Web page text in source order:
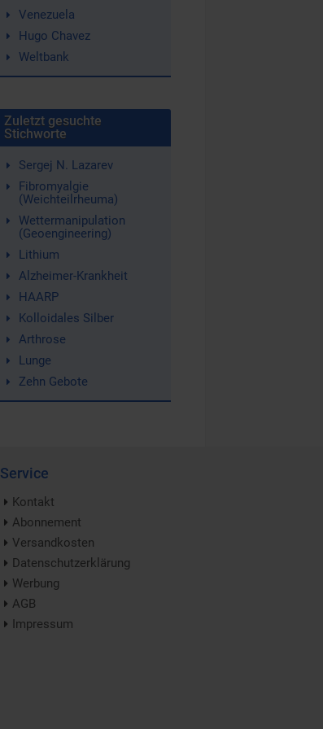
Venezuela
Hugo Chavez
Weltbank
Zuletzt gesuchte
Stichworte
Sergej N. Lazarev
Fibromyalgie
(Weichteilrheuma)
Wettermanipulation
(Geoengineering)
Lithium
Alzheimer-Krankheit
HAARP
Kolloidales Silber
Arthrose
Lunge
Zehn Gebote
Service
Kontakt
Abonnement
Versandkosten
Datenschutzerklärung
Werbung
AGB
Impressum